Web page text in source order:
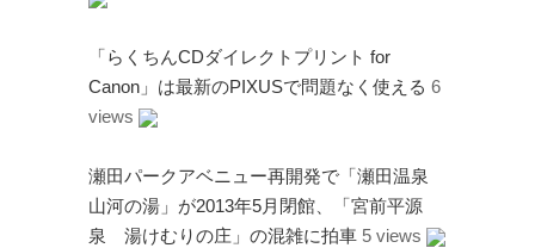
Page（Facebook）
S.H.A.D.O. Research
UFO（Facebook）
Anderson Japanese
Information
「らくちんCDダイレクトプリント for
Canon」は最新のPIXUSで問題なく使える 6
views
瀬田パークアベニュー再開発で「瀬田温泉
山河の湯」が2013年5月閉館、「宮前平源
泉 湯けむりの庄」の混雑に拍車 5 views